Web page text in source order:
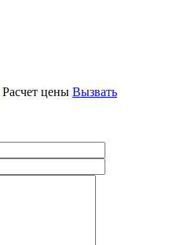
Расчет цены Вызвать